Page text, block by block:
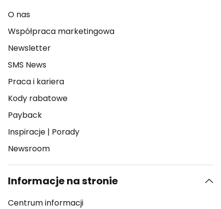
O nas
Współpraca marketingowa
Newsletter
SMS News
Praca i kariera
Kody rabatowe
Payback
Inspiracje | Porady
Newsroom
Informacje na stronie
Centrum informacji